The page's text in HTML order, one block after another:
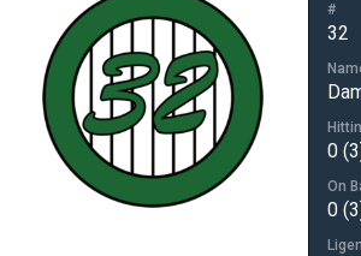
#
32
0
On
0
Ligen